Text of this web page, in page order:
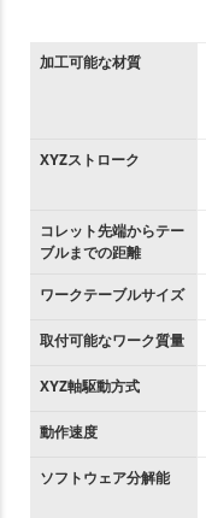
加工可能な材質
XYZストローク
コレット先端からテー
ブルまでの距離
ワークテーブルサイズ
取付可能なワーク質量
XYZ軸駆動方式
動作速度
ソフトウェア分解能